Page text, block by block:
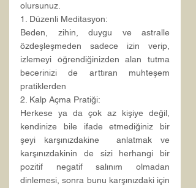
olursunuz.
1. Düzenli Meditasyon:
Beden, zihin, duygu ve astralle
özdeşleşmeden sadece izin verip,
izlemeyi öğrendiğinizden alan tutma
becerinizi de arttıran muhteşem
pratiklerden
2. Kalp Açma Pratiği:
Herkese ya da çok az kişiye değil,
kendinize bile ifade etmediğiniz bir
şeyi karşınızdakine  anlatmak ve
karşınızdakinin de sizi herhangi bir
pozitif negatif salınım olmadan
dinlemesi, sonra bunu karşınızdaki için